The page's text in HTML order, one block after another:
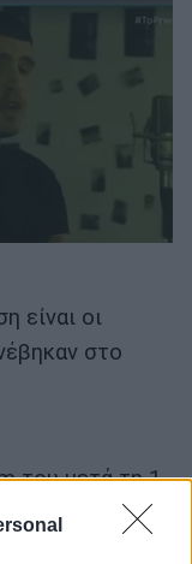
είναι οι
στο
του μετά τη 1
πρωί της